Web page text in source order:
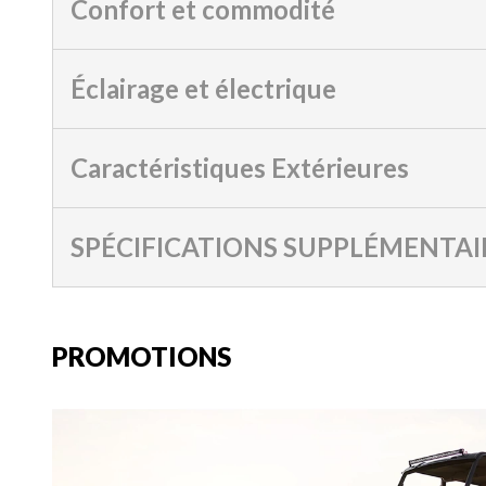
Confort et commodité
Éclairage et électrique
Caractéristiques Extérieures
SPÉCIFICATIONS
PROMOTIONS